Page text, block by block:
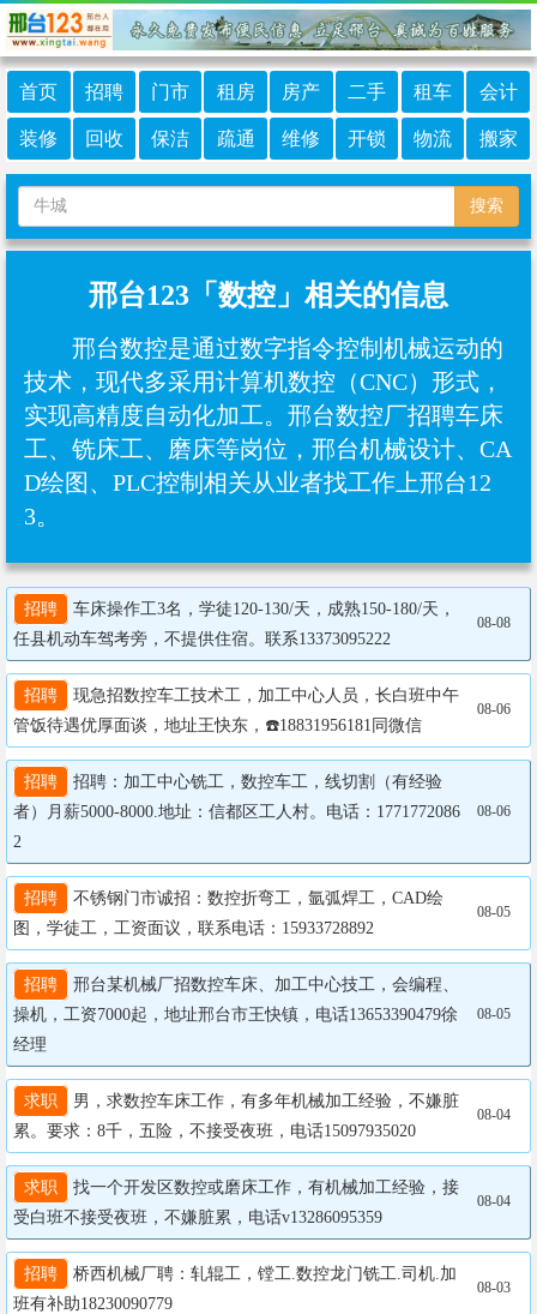
首页 招聘 门市 租房 房产 二手 租车 会计
装修 回收 保洁 疏通 维修 开锁 物流 搬家
搜索
邢台123「数控」相关的信息
邢台数控是通过数字指令控制机械运动的
技术，现代多采用计算机数控（CNC）形式，
实现高精度自动化加工‌。邢台数控厂招聘车床
工、铣床工、磨床等岗位，邢台机械设计、CA
D绘图、PLC控制相关从业者找工作上邢台12
3。
招聘
车床操作工3名，学徒120-130/天，成熟150-180/天，
任县机动车驾考旁，不提供住宿。联系13373095222
08-08
招聘
现急招数控车工技术工，加工中心人员，长白班中午
管饭待遇优厚面谈，地址王快东，☎️18831956181同微信
08-06
招聘
招聘：加工中心铣工，数控车工，线切割（有经验
者）月薪5000-8000.地址：信都区工人村。电话：1771772086
2
08-06
招聘
不锈钢门市诚招：数控折弯工，氩弧焊工，CAD绘
图，学徒工，工资面议，联系电话：15933728892
08-05
招聘
邢台某机械厂招数控车床、加工中心技工，会编程、
操机，工资7000起，地址邢台市王快镇，电话13653390479徐
经理
08-05
求职
男，求数控车床工作，有多年机械加工经验，不嫌脏
累。要求：8千，五险，不接受夜班，电话15097935020
08-04
求职
找一个开发区数控或磨床工作，有机械加工经验，接
受白班不接受夜班，不嫌脏累，电话v13286095359
08-04
招聘
桥西机械厂聘：轧辊工，镗工.数控龙门铣工.司机.加
班有补助18230090779
08-03